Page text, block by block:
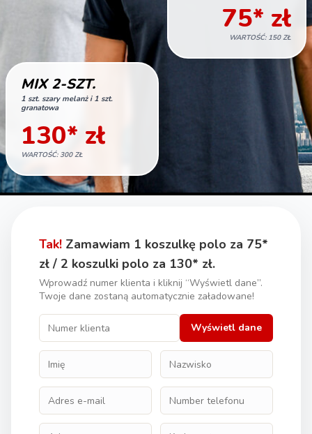
MIX 2-SZT.
1 szt. szary melanż i 1 szt.
granatowa
130* zł
WARTOŚĆ: 300 ZŁ
75* zł
WARTOŚĆ: 150 ZŁ
Tak! Zamawiam 1 koszulkę polo za 75*
zł / 2 koszulki polo za 130* zł.
Wprowadź numer klienta i kliknij “Wyświetl dane”.
Twoje dane zostaną automatycznie załadowane!
Wyświetl dane